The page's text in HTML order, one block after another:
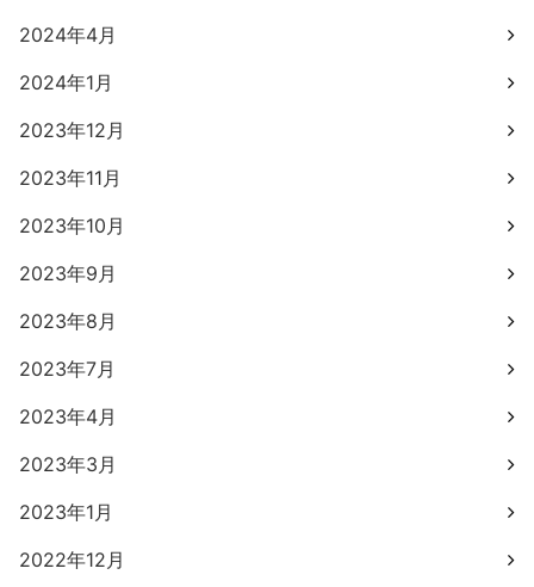
2024年4月
2024年1月
2023年12月
2023年11月
2023年10月
2023年9月
2023年8月
2023年7月
2023年4月
2023年3月
2023年1月
2022年12月